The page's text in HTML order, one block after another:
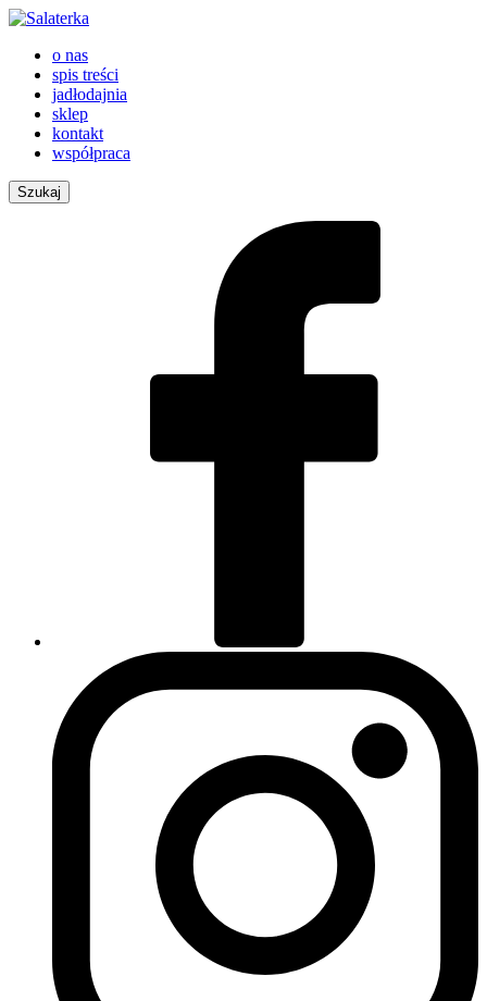
o nas
spis treści
jadłodajnia
sklep
kontakt
współpraca
Szukaj